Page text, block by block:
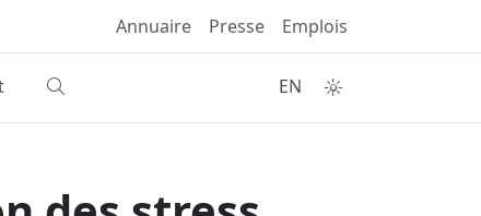
Annuaire Presse Emplois
EN